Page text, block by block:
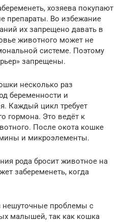
хозяева покупают
препараты. Во избежание
их запрещено давать в
животного может не
системе. Поэтому
запрещены.
несколько раз
беременности и
Каждый цикл требует
гормона. Это ведёт к
После окота кошке
и микроэлементы.
рода бросит животное на
забеременеть, когда
нешуточные проблемы с
малышей, так как кошка